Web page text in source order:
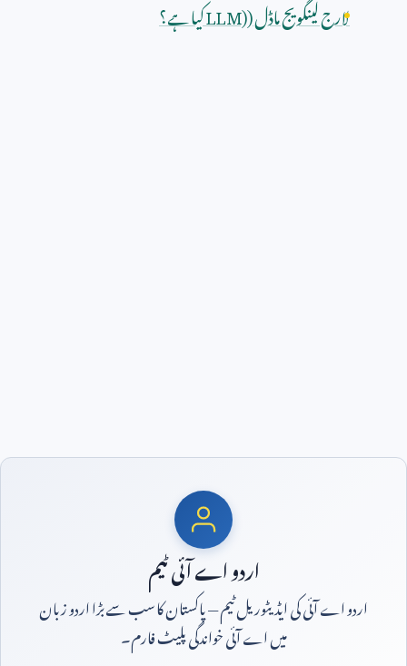
لارج لینگویج ماڈل (LLM)کیا ہے؟
اردو اے آئی ٹیم
اردو اے آئی کی ایڈیٹوریل ٹیم — پاکستان کا سب سے بڑا اردو زبان
میں اے آئی خواندگی پلیٹ فارم۔